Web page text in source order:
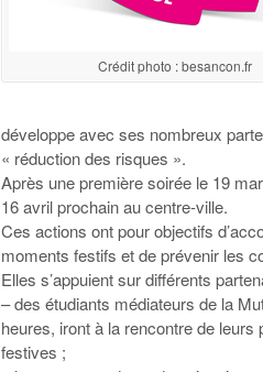
Crédit photo : besancon.fr
développe avec ses nombreux
« réduction des risques ».
Après une première soirée le 19
16 avril prochain au centre-ville.
Ces actions ont pour objectifs
moments festifs et de prévenir les
Elles s’appuient sur différents
– des étudiants médiateurs de la
heures, iront à la rencontre de
festives ;